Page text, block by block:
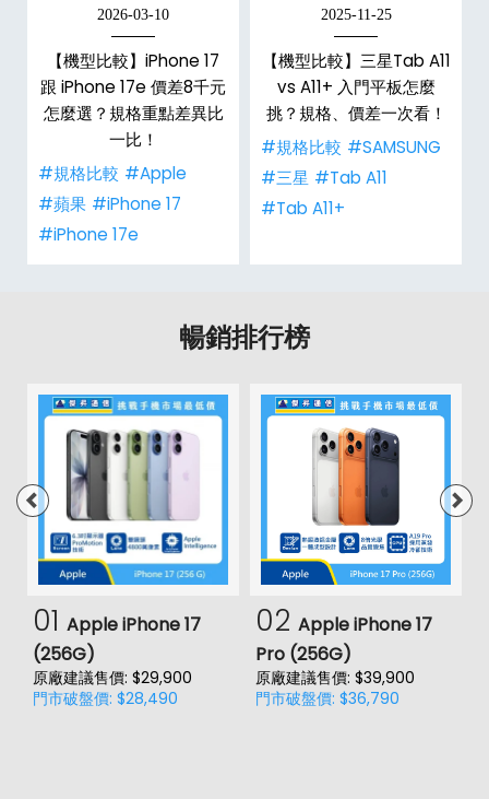
2026-03-10
【機型比較】iPhone 17
跟 iPhone 17e 價差8千元
怎麼選？規格重點差異比
一比！
#規格比較 #Apple
#蘋果 #iPhone 17
#iPhone 17e
2025-11-25
【機型比較】三星Tab A11
vs A11+ 入門平板怎麼
挑？規格、價差一次看！
#規格比較 #SAMSUNG
#三星 #Tab A11
#Tab A11+
暢銷排行榜
01 Apple iPhone 17
(256G)
原廠建議售價: $29,900
門市破盤價: $28,490
02 Apple iPhone 17
Pro (256G)
原廠建議售價: $39,900
門市破盤價: $36,790